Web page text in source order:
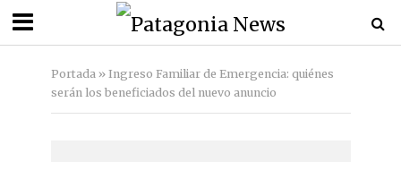
Portada» Ingreso Familiar de Emergencia: quiénes
serán los beneficiados del nuevo anuncio